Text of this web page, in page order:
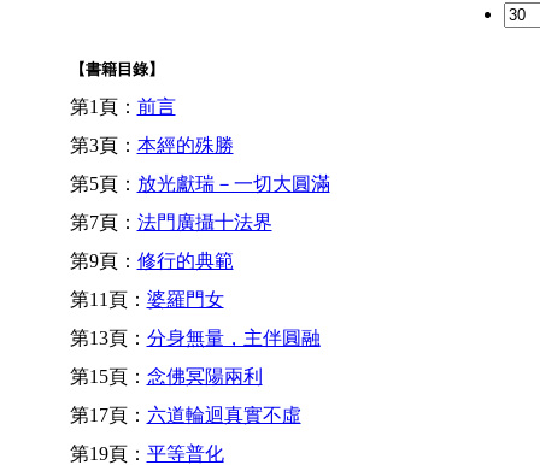
【書籍目錄】
第1頁： 前言
第3頁： 本經的殊勝
第5頁： 放光獻瑞－一切大圓滿
第7頁： 法門廣攝十法界
第9頁： 修行的典範
第11頁： 婆羅門女
第13頁： 分身無量，主伴圓融
第15頁： 念佛冥陽兩利
第17頁： 六道輪迴真實不虛
第19頁： 平等普化